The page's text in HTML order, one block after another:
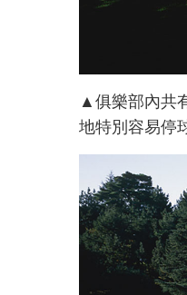
▲俱樂部內共
地特別容易停